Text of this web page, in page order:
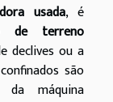
usada, é
de terreno
declives ou a
são
da máquina